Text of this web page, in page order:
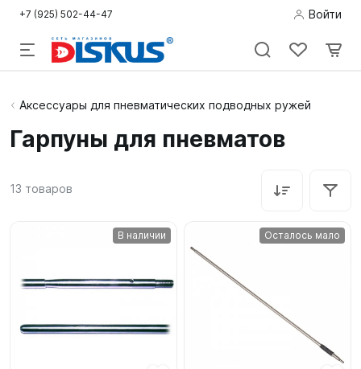
+7 (925) 502-44-47 Войти
Подводная
Снорклинг /
Бассейн
Аксессуары для пневматических подводных ружей
Гарпуны для пневматов
13 товаров
В наличии Осталось мало